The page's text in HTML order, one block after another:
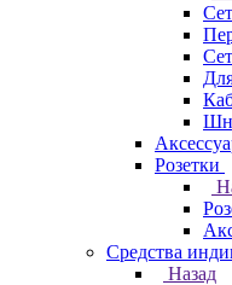
Розетки
Средства
Назад